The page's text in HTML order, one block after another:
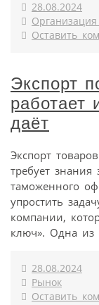
28.08.2024
Оставить
Экспорт
работает
даёт
Экспорт
требует знания
таможенного
упростить
компании,
ключ». Одна из
28.08.2024
Рынок
Оставить